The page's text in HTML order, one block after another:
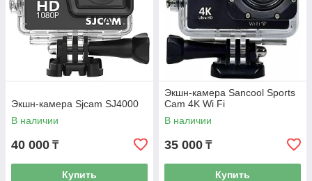
Экшн-камера Sjcam SJ4000
В наличии
40 000 ₸
Купить
Экшн-камера Sancool Sports
Cam 4K Wi Fi
В наличии
35 000 ₸
Купить